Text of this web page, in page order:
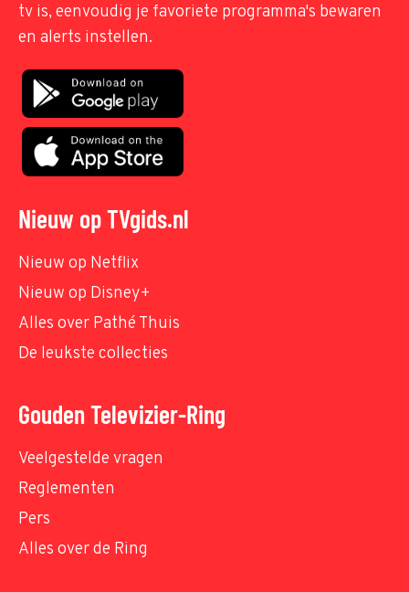
tv is, eenvoudig je favoriete programma's bewaren
en alerts instellen.
Nieuw op TVgids.nl
Nieuw op Netflix
Nieuw op Disney+
Alles over Pathé Thuis
De leukste collecties
Gouden Televizier-Ring
Veelgestelde vragen
Reglementen
Pers
Alles over de Ring